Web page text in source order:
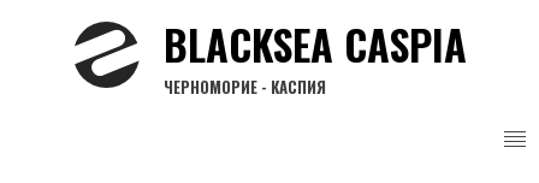
BLACKSEA CASPIA
ЧЕРНОМОРИЕ - КАСПИЯ